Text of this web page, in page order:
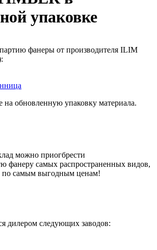
упаковке
фанеры от производителя ILIM
на обновленную упаковку материала.
можно приогбрести
фанеру самых распространенных видов,
по самым выгодным ценам!
дилером следующих заводов: